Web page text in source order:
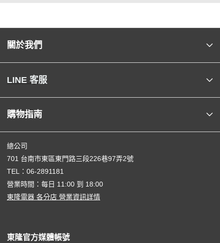
關於我們
LINE 客服
購物指南
總公司
701 台南市東區東門路三段226巷97弄2號
TEL： 06-2891181
營業時間：每日 11:00 到 18:00
東隆電器 各分店 營業資訊詳情
東隆官方媒體帳號